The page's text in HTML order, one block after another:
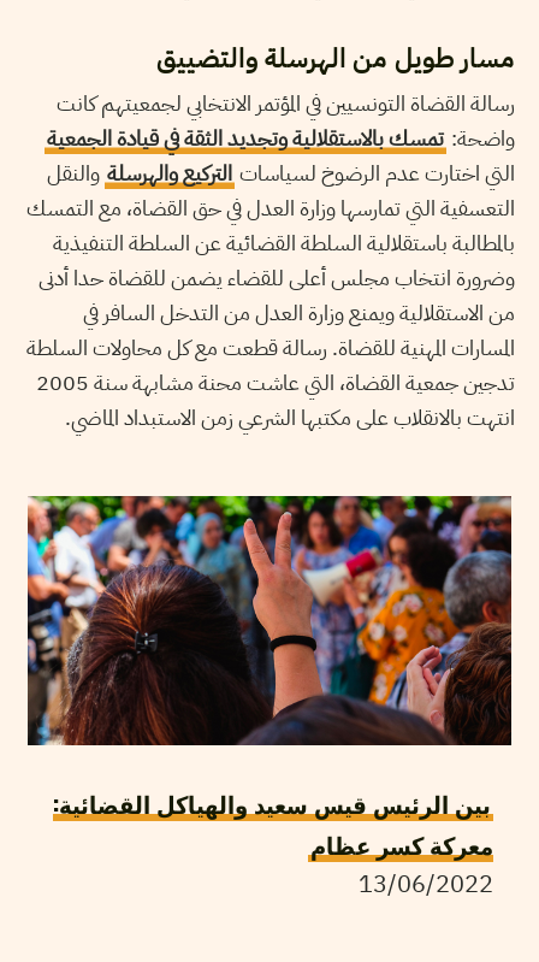
مسار طويل من الهرسلة والتضييق
رسالة القضاة التونسيين في المؤتمر الانتخابي لجمعيتهم كانت
واضحة: تمسك بالاستقلالية وتجديد الثقة في قيادة الجمعية
التي اختارت عدم الرضوخ لسياسات التركيع والهرسلة والنقل
التعسفية التي تمارسها وزارة العدل في حق القضاة، مع التمسك
بالمطالبة باستقلالية السلطة القضائية عن السلطة التنفيذية
وضرورة انتخاب مجلس أعلى للقضاء يضمن للقضاة حدا أدنى
من الاستقلالية ويمنع وزارة العدل من التدخل السافر في
المسارات المهنية للقضاة. رسالة قطعت مع كل محاولات السلطة
تدجين جمعية القضاة، التي عاشت محنة مشابهة سنة 2005
انتهت بالانقلاب على مكتبها الشرعي زمن الاستبداد الماضي.
بين الرئيس قيس سعيد والهياكل القضائية:
معركة كسر عظام
13/06/2022